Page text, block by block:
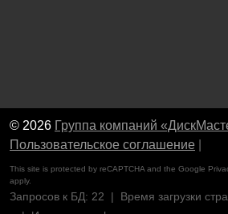
© 2026 Группа компаний
Пользовательское соглашение
This site is protected by reCAPTCHA and the Google
apply.
Запросов к БД: 22 | Время загрузки